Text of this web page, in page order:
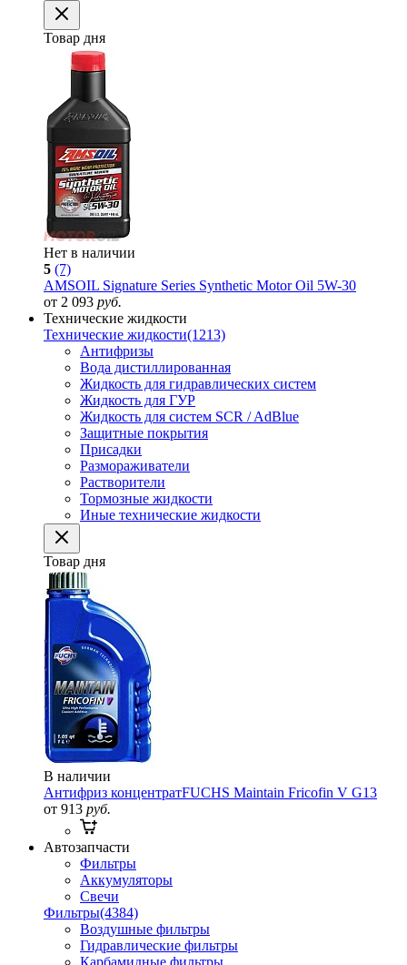
Товар дня
Нет в наличии
5 (7)
AMSOIL Signature Series Synthetic Motor Oil 5W-30
от 2 093 руб.
Технические жидкости
Технические жидкости(1213)
Антифризы
Вода дистиллированная
Жидкость для гидравлических систем
Жидкость для ГУР
Жидкость для систем SCR / AdBlue
Защитные покрытия
Присадки
Размораживатели
Растворители
Тормозные жидкости
Иные технические жидкости
Товар дня
В наличии
Антифриз концентратFUCHS Maintain Fricofin V G13
от 913 руб.
Автозапчасти
Фильтры
Аккумуляторы
Свечи
Фильтры(4384)
Воздушные фильтры
Гидравлические фильтры
Карбамидные фильтры